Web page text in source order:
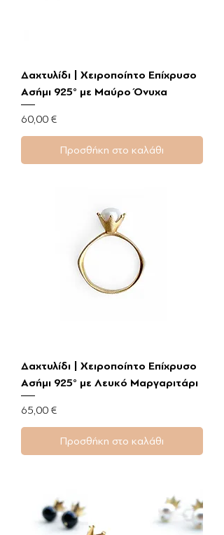
Δαχτυλίδι | Χειροποίητο Επίχρυσο
Ασήμι 925° με Μαύρο Όνυχα
Τιμή
60,00 €
Προσθήκη στο καλάθι
Δαχτυλίδι | Χειροποίητο Επίχρυσο
Ασήμι 925° με Λευκό Μαργαριτάρι
Τιμή
65,00 €
Προσθήκη στο καλάθι